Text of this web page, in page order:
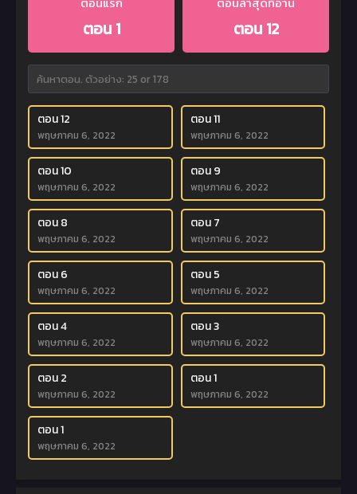
ตอน 1 ตอน 12
ตอน 12
พฤษภาคม 6, 2022
ตอน 11
พฤษภาคม 6, 2022
ตอน 10
พฤษภาคม 6, 2022
ตอน 9
พฤษภาคม 6, 2022
ตอน 8
พฤษภาคม 6, 2022
ตอน 7
พฤษภาคม 6, 2022
ตอน 6
พฤษภาคม 6, 2022
ตอน 5
พฤษภาคม 6, 2022
ตอน 4
พฤษภาคม 6, 2022
ตอน 3
พฤษภาคม 6, 2022
ตอน 2
พฤษภาคม 6, 2022
ตอน 1
พฤษภาคม 6, 2022
ตอน 1
พฤษภาคม 6, 2022